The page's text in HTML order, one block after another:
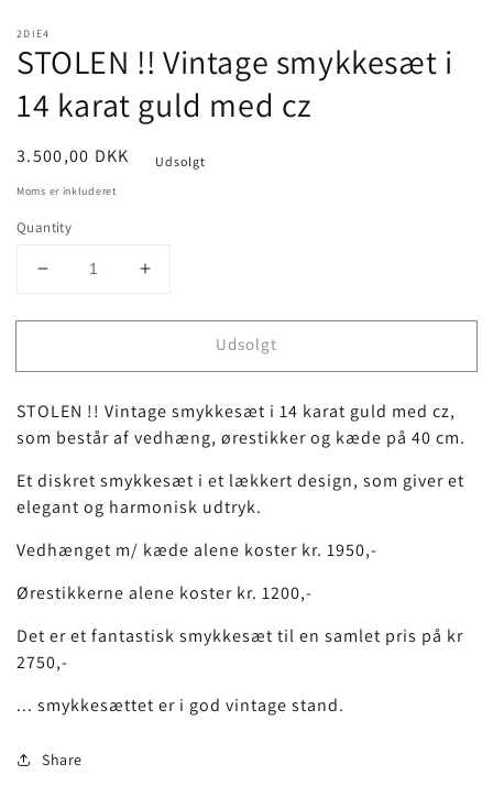
2DIE4
STOLEN !! Vintage smykkesæt i
14 karat guld med cz
Pris
3.500,00 DKK Udsolgt
Moms er inkluderet
Quantity
Decrease
for
!!
smykkesæt
i
karat
guld
cz
Increase
for
STOLEN
!!
smykkesæt
i
karat
guld
cz
Udsolgt
STOLEN !! Vintage smykkesæt i 14 karat guld med cz,
som består af vedhæng, ørestikker og kæde på 40 cm.
Et diskret smykkesæt i et lækkert design, som giver et
elegant og harmonisk udtryk.
Vedhænget m/ kæde alene koster kr. 1950,-
Ørestikkerne alene koster kr. 1200,-
Det er et fantastisk smykkesæt til en samlet pris på kr
2750,-
... smykkesættet er i god vintage stand.
Share